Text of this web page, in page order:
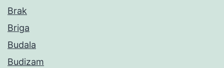
Brak
Briga
Budala
Budizam